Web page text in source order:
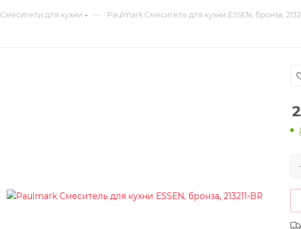
Смесители для кухни — Paulmark Смеситель для кухни ESSEN, бронза,